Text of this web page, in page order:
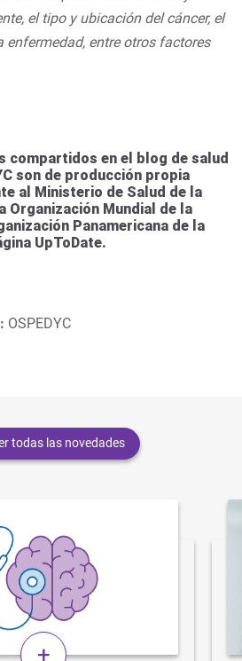
el tipo y ubicación del cáncer, el
enfermedad, entre otros factores
compartidos en el blog de salud
son de producción propia
al Ministerio de Salud de la
Organización Mundial de la
Panamericana de la
UpToDate.
OSPEDYC
todas las novedades
+